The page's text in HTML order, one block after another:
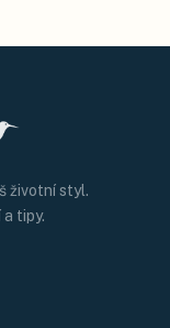
životní styl.
tipy.